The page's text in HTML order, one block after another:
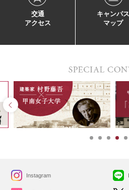
交通
アクセス
キャンパス
マップ
Instagram